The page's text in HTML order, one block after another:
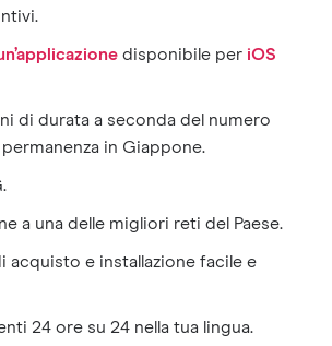
disponibile per iOS
di durata a seconda del numero
in Giappone.
a una delle migliori reti del Paese.
acquisto e installazione facile e
24 ore su 24 nella tua lingua.